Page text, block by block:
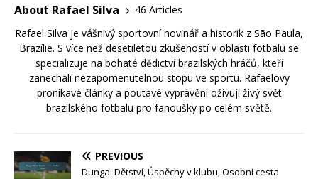
About Rafael Silva
46 Articles
Rafael Silva je vášnivý sportovní novinář a historik z São Paula,
Brazílie. S více než desetiletou zkušeností v oblasti fotbalu se
specializuje na bohaté dědictví brazilských hráčů, kteří
zanechali nezapomenutelnou stopu ve sportu. Rafaelovy
pronikavé články a poutavé vyprávění oživují živý svět
brazilského fotbalu pro fanoušky po celém světě.
PREVIOUS
Dunga: Dětství, Úspěchy v klubu, Osobní cesta